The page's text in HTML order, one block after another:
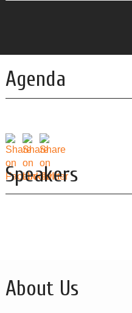
Agenda
Speakers
About Us